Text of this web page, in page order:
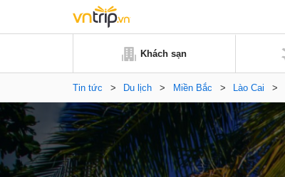
Khách sạn
Tin tức > Du lịch > Miền Bắc > Lào Cai >